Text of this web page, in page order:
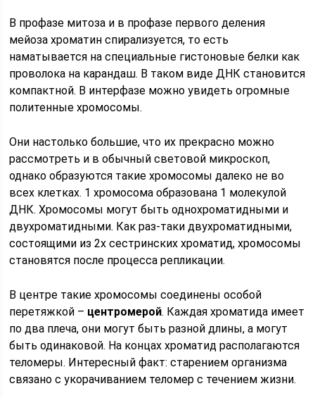
В профазе митоза и в профазе первого деления
мейоза хроматин спирализуется, то есть
наматывается на специальные гистоновые белки как
проволока на карандаш. В таком виде ДНК становится
компактной. В интерфазе можно увидеть огромные
политенные хромосомы.
Они настолько большие, что их прекрасно можно
рассмотреть и в обычный световой микроскоп,
однако образуются такие хромосомы далеко не во
всех клетках. 1 хромосома образована 1 молекулой
ДНК. Хромосомы могут быть однохроматидными и
двухроматидными. Как раз-таки двухроматидными,
состоящими из 2х сестринских хроматид, хромосомы
становятся после процесса репликации.
В центре такие хромосомы соединены особой
перетяжкой – центромерой. Каждая хроматида имеет
по два плеча, они могут быть разной длины, а могут
быть одинаковой. На концах хроматид располагаются
теломеры. Интересный факт: старением организма
связано с укорачиванием теломер с течением жизни.